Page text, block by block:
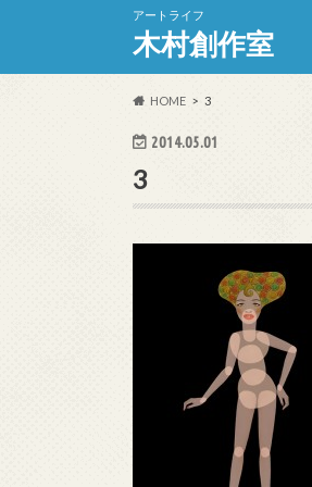
アートライフ
木村創作室
HOME 3
2014.05.01
3